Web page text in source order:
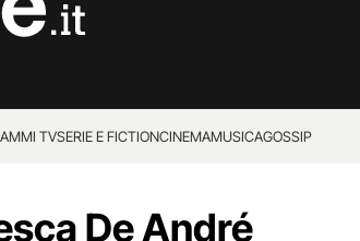
TVSERIE E FICTIONCINEMAMUSICAGOSSIP
De André